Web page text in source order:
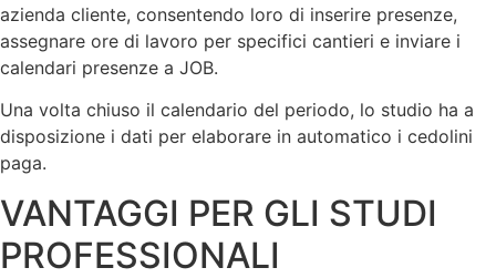
azienda cliente, consentendo loro di inserire presenze,
assegnare ore di lavoro per specifici cantieri e inviare i
calendari presenze a JOB.
Una volta chiuso il calendario del periodo, lo studio ha a
disposizione i dati per elaborare in automatico i cedolini
paga.
VANTAGGI PER GLI STUDI
PROFESSIONALI